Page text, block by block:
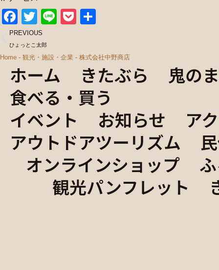
Facebook
TwitterLinePocket
PREVIOUS
ひょっとこ太郎
Home - 観光・施設・企業 - 株式会社中野商店
ホーム きたぶら
鬼の
食べる・買う
イベント
お知らせ
ア
アウトドアツーリズム
オンラインショップ
観光パンフレット